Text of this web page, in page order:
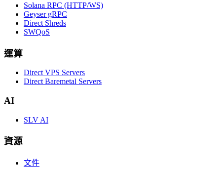
Solana RPC (HTTP/WS)
Geyser gRPC
Direct Shreds
SWQoS
運算
Direct VPS Servers
Direct Baremetal Servers
AI
SLV AI
資源
文件